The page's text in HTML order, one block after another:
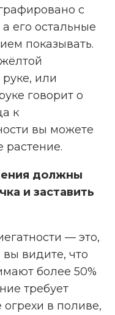
с
его остальные
показывать.
или
говорит о
к
вы можете
растение.
должны
и заставить
— это,
видите, что
более 50%
требует
в поливе,